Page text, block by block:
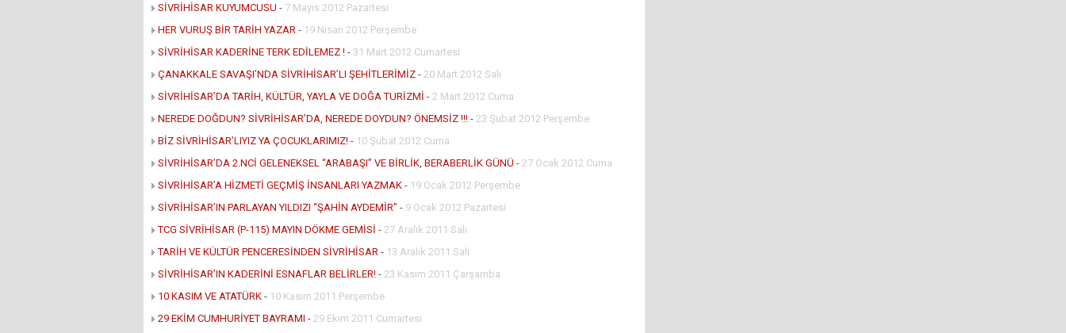
SİVRİHİSAR KUYUMCUSU - 7 Mayıs 2012 Pazartesi
HER VURUŞ BİR TARİH YAZAR - 19 Nisan 2012 Perşembe
SİVRİHİSAR KADERİNE TERK EDİLEMEZ ! - 31 Mart 2012 Cumartesi
ÇANAKKALE SAVAŞI’NDA SİVRİHİSAR’LI ŞEHİTLERİMİZ - 20 Mart 2012 Salı
SİVRİHİSAR’DA TARİH, KÜLTÜR, YAYLA VE DOĞA TURİZMİ - 2 Mart 2012 Cuma
NEREDE DOĞDUN? SİVRİHİSAR’DA, NEREDE DOYDUN? ÖNEMSİZ !!! - 23 Şubat 2012 Perşembe
BİZ SİVRİHİSAR’LIYIZ YA ÇOCUKLARIMIZ! - 10 Şubat 2012 Cuma
SİVRİHİSAR’DA 2.NCİ GELENEKSEL “ARABAŞI” VE BİRLİK, BERABERLİK GÜNÜ - 27 Ocak 2012 Cuma
SİVRİHİSAR’A HİZMETİ GEÇMİŞ İNSANLARI YAZMAK - 19 Ocak 2012 Perşembe
SİVRİHİSAR’IN PARLAYAN YILDIZI “ŞAHİN AYDEMİR” - 9 Ocak 2012 Pazartesi
TCG SİVRİHİSAR (P-115) MAYIN DÖKME GEMİSİ - 27 Aralık 2011 Salı
TARİH VE KÜLTÜR PENCERESİNDEN SİVRİHİSAR - 13 Aralık 2011 Salı
SİVRİHİSAR’IN KADERİNİ ESNAFLAR BELİRLER! - 23 Kasım 2011 Çarşamba
10 KASIM VE ATATÜRK - 10 Kasım 2011 Perşembe
29 EKİM CUMHURİYET BAYRAMI - 29 Ekim 2011 Cumartesi